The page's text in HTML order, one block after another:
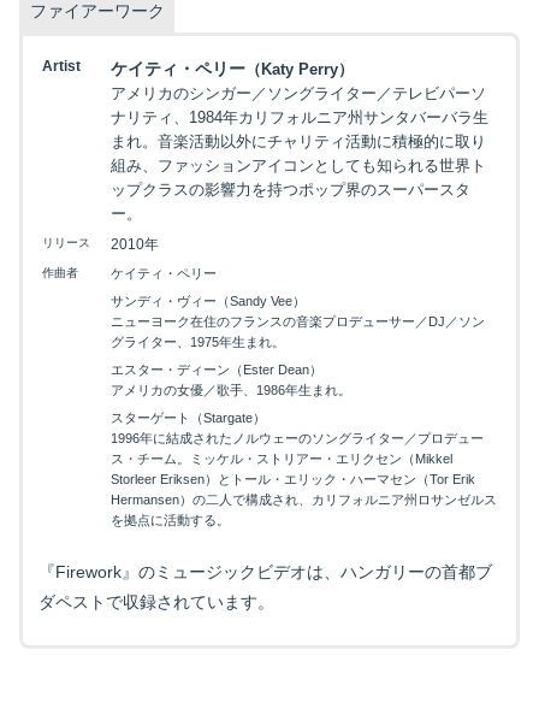
ファイアーワーク
Artist ケイティ・ペリー（Katy Perry）
アメリカのシンガー／ソングライター／テレビパーソ
ナリティ、1984年カリフォルニア州サンタバーバラ生
まれ。音楽活動以外にチャリティ活動に積極的に取り
組み、ファッションアイコンとしても知られる世界ト
ップクラスの影響力を持つポップ界のスーパースタ
ー。
リリース 2010年
作曲者
ケイティ・ペリー
サンディ・ヴィー（Sandy Vee）
ニューヨーク在住のフランスの音楽プロデューサー／DJ／ソン
グライター、1975年生まれ。
エスター・ディーン（Ester Dean）
アメリカの女優／歌手、1986年生まれ。
スターゲート（Stargate）
1996年に結成されたノルウェーのソングライター／プロデュー
ス・チーム。ミッケル・ストリアー・エリクセン（Mikkel
Storleer Eriksen）とトール・エリック・ハーマセン（Tor Erik
Hermansen）の二人で構成され、カリフォルニア州ロサンゼルス
を拠点に活動する。
『Firework』のミュージックビデオは、ハンガリーの首都ブ
ダペストで収録されています。
映画を探す
下記を選択して絞り込み検索もできます